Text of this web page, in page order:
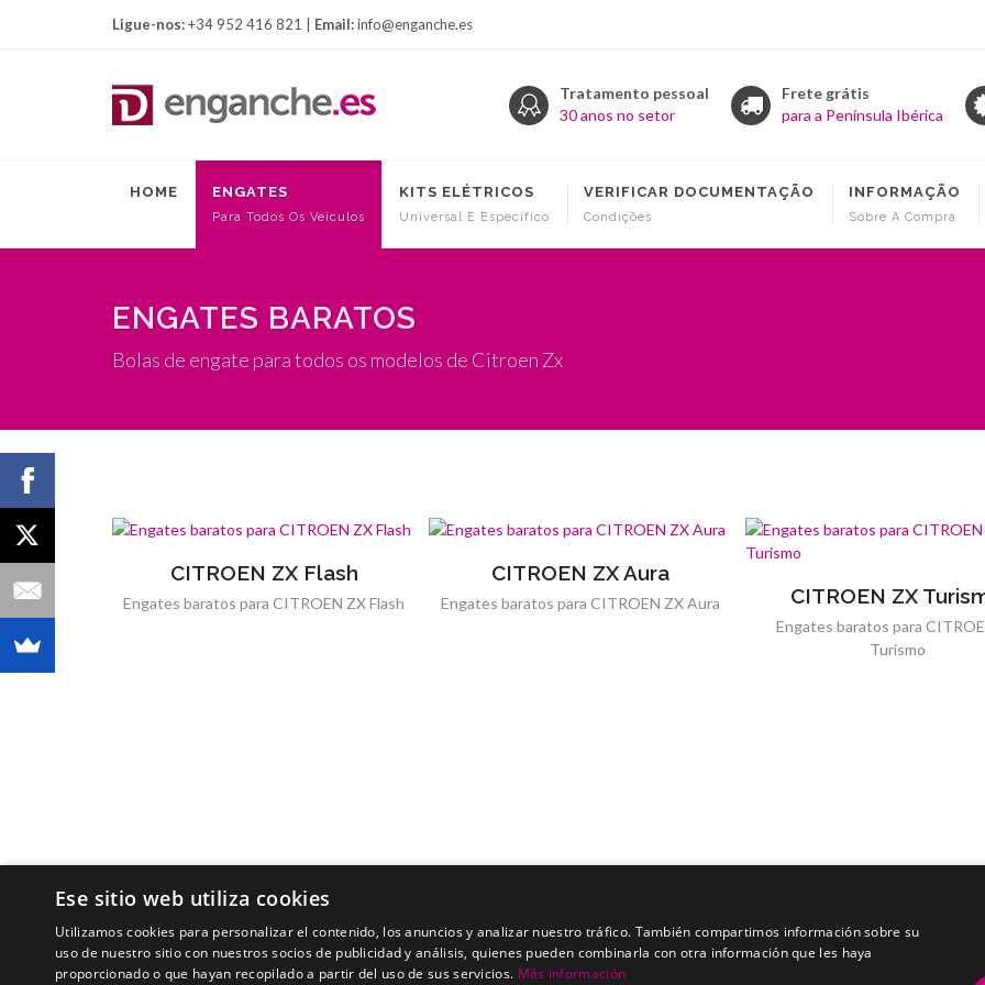
Ligue-nos:+34 952 416 821 | Email:info@enganche.es
Tratamento pessoal
30 anos no setor
Frete grátis
para a Península Ibérica
HOME ENGATES
Para Todos Os Veículos
KITS ELÉTRICOS
Universal E Específico
VERIFICAR DOCUMENTAÇÃO
Condições
INFORMAÇÃO
Sobre A Compra
ENGATES BARATOS
Bolas de engate para todos os modelos de Citroen Zx
CITROEN ZX Flash
Engates baratos para CITROEN ZX Flash
CITROEN ZX Aura
Engates baratos para CITROEN ZX Aura CITROEN ZX
Engates baratos para
Turismo
Ese sitio web utiliza cookies
Utilizamos cookies para personalizar el contenido, los anuncios y analizar nuestro tráfico. También compartimos información sobre su
uso de nuestro sitio con nuestros socios de publicidad y análisis, quienes pueden combinarla con otra información que les haya
proporcionado o que hayan recopilado a partir del uso de sus servicios. Más información